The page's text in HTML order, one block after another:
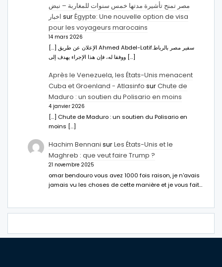
مصر تمنح تأشيرة مدتها خمس سنوات للمغاربة – نبض
اخبار surÉgypte: Une nouvelle option de visa
pour les voyageurs marocains
14 mars 2026
[…] الإعلان عن طريق Ahmed Abdel-Latifسفير مصر بالرباط.
ووفقا له، فإن هذا الإجراء يهدف إلى […]
Après le Venezuela, les États-Unis menacent
Cuba et Groenland - Atlasinfo surChute de
Maduro : un soutien du Polisario en moins
4 janvier 2026
[…] Chute de Maduro : un soutien du Polisario en
moins […]
Hachim Bennani surLes États-Unis et le
Maghreb : que veut faire Trump ?
21 novembre 2025
omar bendouro vous avez 1000 fois raison, je n'avais
jamais vu les choses de cette manière et je vous fait…